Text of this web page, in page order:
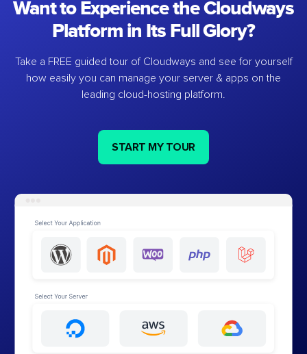
Want to Experience the Cloudways
Platform in Its Full Glory?
Take a FREE guided tour of Cloudways and see for yourself
how easily you can manage your server & apps on the
leading cloud-hosting platform.
START MY TOUR